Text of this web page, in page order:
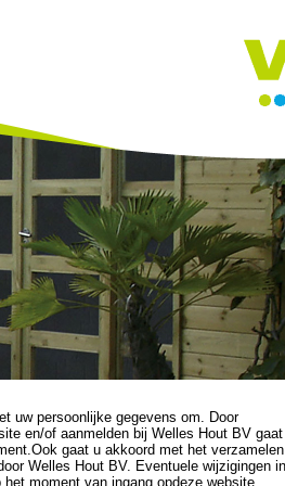
uw persoonlijke gegevens om. Door
en/of aanmelden bij Welles Hout BV gaat
gaat u akkoord met het verzamelen
Welles Hout BV. Eventuele wijzigingen in
moment van ingang opdeze website